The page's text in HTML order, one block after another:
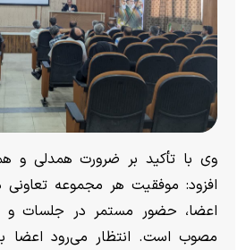
وی با تأکید بر ضرورت همدلی و
افزود: موفقیت هر مجموعه
اعضا، حضور مستمر در جلسات و
مصوب است. انتظار می‌رود اعضا